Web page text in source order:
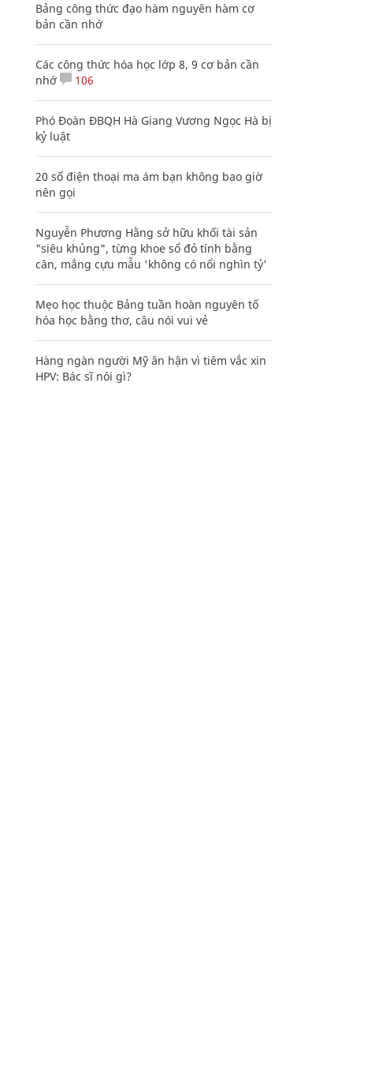
Bảng công thức đạo hàm nguyên hàm cơ
bản cần nhớ
Các công thức hóa học lớp 8, 9 cơ bản cần
nhớ
106
Phó Đoàn ĐBQH Hà Giang Vương Ngọc Hà bị
kỷ luật
20 số điện thoại ma ám bạn không bao giờ
nên gọi
Nguyễn Phương Hằng sở hữu khối tài sản
"siêu khủng", từng khoe sổ đỏ tính bằng
cân, mắng cựu mẫu 'không có nổi nghìn tỷ'
Mẹo học thuộc Bảng tuần hoàn nguyên tố
hóa học bằng thơ, câu nói vui vẻ
Hàng ngàn người Mỹ ân hận vì tiêm vắc xin
HPV: Bác sĩ nói gì?